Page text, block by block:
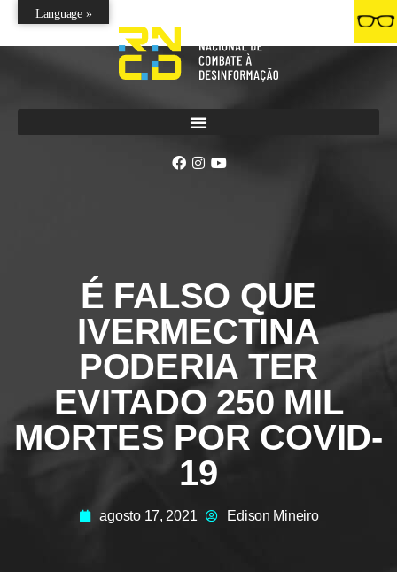
É FALSO QUE
IVERMECTINA
PODERIA TER
EVITADO 250 MIL
MORTES POR COVID-
19
agosto 17, 2021 Edison Mineiro
Language »